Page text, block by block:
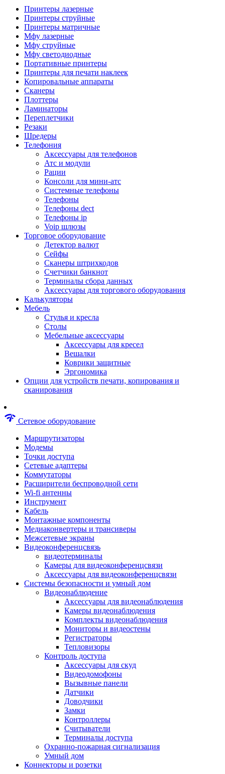
Камеры для видеоконференцсвязи
Аксессуары для видеоконференцсвязи
Системы безопасности и умный дом
Комплекты видеонаблюдения
Мониторы и видеостены
Регистраторы
Замки
Терминалы доступа
Охранно-пожарная сигнализация
Коннекторы и розетки
Инструмент и садовая техника
Электро и пневмоинструмент
Аксессуары для пневмоинструментов
Гайковерты пневматические
Инструмент измерительный
Краскораспылители пневматические
Наборы пневматические
Пистолеты пневматические
Шуруповерты
Дрели
Лобзики
Перфораторы
Шлифмашины
Наборы инструментов
Пилы
Пылесосы строительные
Степлеры строительные
Пистолеты клеевые
Наборы бит и сверел
Инструмент многофункциональный
Круги, диски, фрезы
Аксессуары для электро и
пневмоинструмента
Аккумуляторы для инструмента
Зарядные устройства для аккумуляторов
Миксеры строительные
Молотки отбойные
Паяльное оборудование
Садовая техника
Минимойки
Аксессуары для минимоек
Газонокосилки и триммеры
Газонокосилки
Культиваторы и мотоблоки
Аэраторы и скарификаторы
Мотоблоки
Генераторы
Снегоуборщики
Воздуходувки
Цепные и бензопилы
Оснастка к садовой технике
Садовые насосы
Поливочное оборудование
Садовые измельчители
Гидроаккумуляторы
Принтеры лазерные
Принтеры струйные
Принтеры матричные
Мфу лазерные
Мфу струйные
Мфу светодиодные
Портативные принтеры
Принтеры для печати наклеек
Копировальные аппараты
Сканеры
Плоттеры
Ламинаторы
Переплетчики
Резаки
Шредеры
Телефония
Аксессуары для телефонов
Атс и модули
Рации
Консоли для мини-атс
Системные телефоны
Телефоны
Телефоны dect
Телефоны ip
Voip шлюзы
Торговое оборудование
Детектор валют
Сейфы
Сканеры штрихкодов
Счетчики банкнот
Терминалы сбора данных
Аксессуары для торгового оборудования
Калькуляторы
Мебель
Стулья и кресла
Столы
Мебельные аксессуары
Аксессуары для кресел
Вешалки
Коврики защитные
Эргономика
Опции для устройств печати, копирования и
сканирования
network_check Сетевое оборудование
Маршрутизаторы
Модемы
Точки доступа
Сетевые адаптеры
Коммутаторы
Расширители беспроводной сети
Wi-fi антенны
Инструмент
Кабель
Монтажные компоненты
Медиаконвертеры и трансиверы
Межсетевые экраны
Видеоконференцсвязь
видеотерминалы
Камеры для видеоконференцсвязи
Аксессуары для видеоконференцсвязи
Системы безопасности и умный дом
Видеонаблюдение
Аксессуары для видеонаблюдения
Камеры видеонаблюдения
Комплекты видеонаблюдения
Мониторы и видеостены
Регистраторы
Тепловизоры
Контроль доступа
Аксессуары для скуд
Видеодомофоны
Вызывные панели
Датчики
Доводчики
Замки
Контроллеры
Считыватели
Терминалы доступа
Охранно-пожарная сигнализация
Умный дом
Коннекторы и розетки